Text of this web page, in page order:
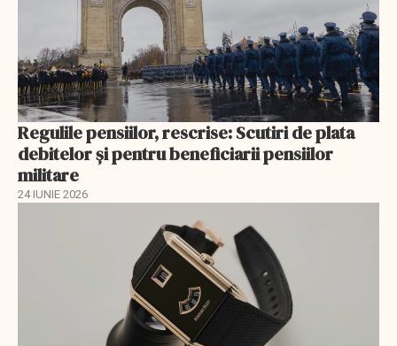
Regulile pensiilor, rescrise: Scutiri de plata
debitelor și pentru beneficiarii pensiilor
militare
24 IUNIE 2026